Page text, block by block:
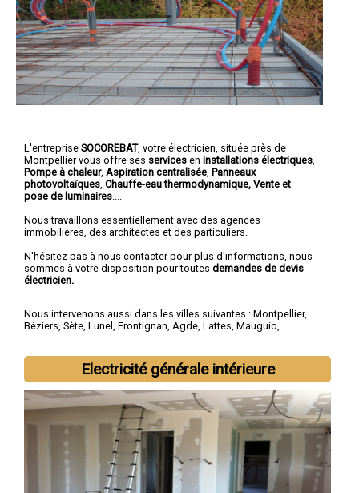
L'entreprise SOCOREBAT, votre électricien , située près de
Montpellier vous offre ses services en installations électriques
Pompe à chaleur, Aspiration centralisée Panneaux
photovoltaïques Chauffe-eau thermodynamique, Vente et
pose de luminaires
Nous travaillons essentiellement avec des agences
immobilières, des architectes et des particuliers.
N'hésitez pas à nous contacter pour plus d'informations, nous
sommes à votre disposition pour toutes demandes de devis
électricien.
Nous intervenons aussi dans les villes suivantes : Montpellier,
Béziers, Sète, Lunel , Frontignan, Agde, Lattes, Mauguio,
Electricité générale intérieure